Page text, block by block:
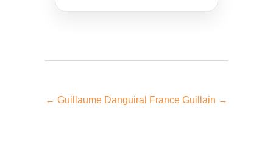
← Guillaume Danguiral France Guillain →